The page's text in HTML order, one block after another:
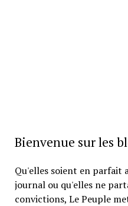
Bienvenue sur les
Qu'elles soient en parfait
journal ou qu'elles ne
convictions, Le Peuple